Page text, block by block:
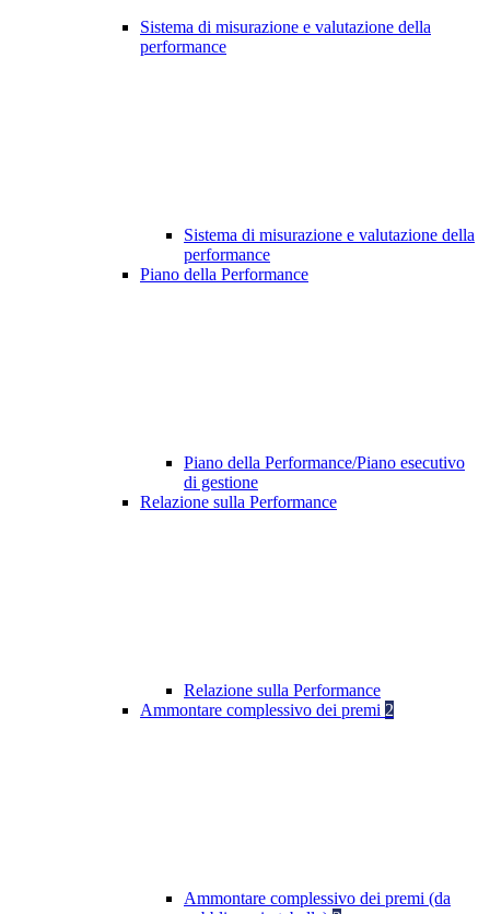
Sistema di misurazione e valutazione della
performance
Sistema di misurazione e valutazione della
performance
Piano della Performance
Piano della Performance/Piano esecutivo
di gestione
Relazione sulla Performance
Relazione sulla Performance
Ammontare complessivo dei premi 2
Ammontare complessivo dei premi (da